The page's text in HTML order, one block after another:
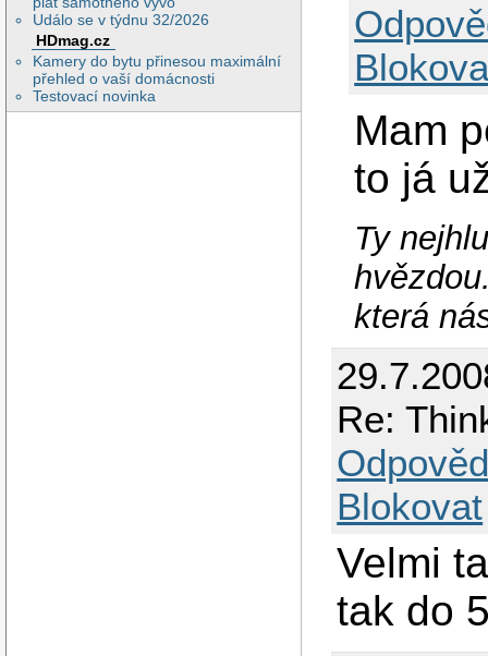
Událo se v týdnu 32/2026
HDmag.cz
Kamery do bytu přinesou maximální
přehled o vaší domácnosti
Testovací novinka
Mam
to já
Ty
která
Re:
Blokovat
Velmi
tak do